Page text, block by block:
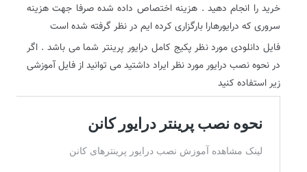
خرید را انجام دهید . هزینه اختصاص داده شده صرفا جهت هزینه
سروری که درایورهارا بارگزاری کرده ایم در نظر گرفته شده است
فایل دانلودی مورد نظر پکیج کامل درایور پرینتر شما می باشد . اگر
در نحوه نصب درایور مورد نظر ایراد داشتید می توانید از فایل آموزشی
زیر استفاده کنید